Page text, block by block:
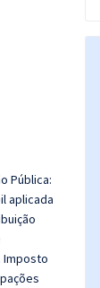
Pública:
aplicada
Imposto